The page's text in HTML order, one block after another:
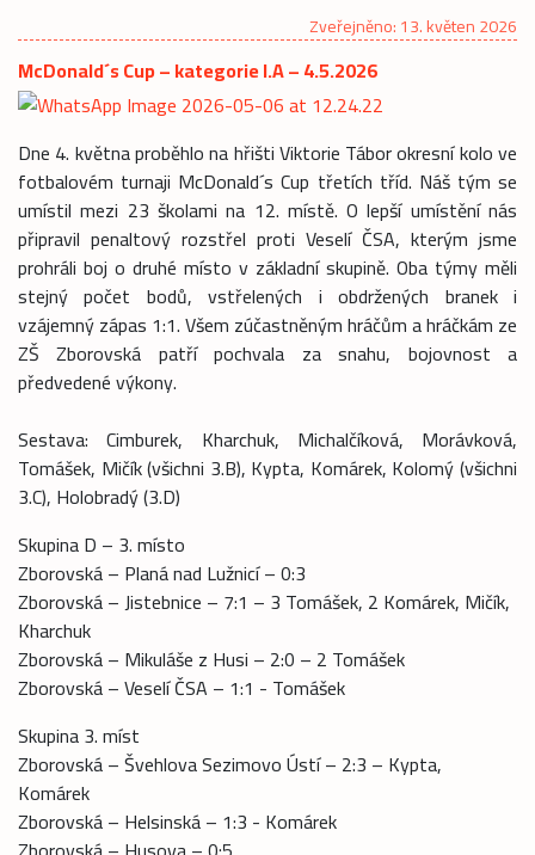
Zveřejněno: 13. květen 2026
McDonald´s Cup – kategorie I.A – 4.5.2026
Dne 4. května proběhlo na hřišti Viktorie Tábor okresní kolo ve
fotbalovém turnaji McDonald´s Cup třetích tříd. Náš tým se
umístil mezi 23 školami na 12. místě. O lepší umístění nás
připravil penaltový rozstřel proti Veselí ČSA, kterým jsme
prohráli boj o druhé místo v základní skupině. Oba týmy měli
stejný počet bodů, vstřelených i obdržených branek i
vzájemný zápas 1:1. Všem zúčastněným hráčům a hráčkám ze
ZŠ Zborovská patří pochvala za snahu, bojovnost a
předvedené výkony.
Sestava: Cimburek, Kharchuk, Michalčíková, Morávková,
Tomášek, Mičík (všichni 3.B), Kypta, Komárek, Kolomý (všichni
3.C), Holobradý (3.D)
Skupina D – 3. místo
Zborovská – Planá nad Lužnicí – 0:3
Zborovská – Jistebnice – 7:1 – 3 Tomášek, 2 Komárek, Mičík,
Kharchuk
Zborovská – Mikuláše z Husi – 2:0 – 2 Tomášek
Zborovská – Veselí ČSA – 1:1 - Tomášek
Skupina 3. míst
Zborovská – Švehlova Sezimovo Ústí – 2:3 – Kypta,
Komárek
Zborovská – Helsinská – 1:3 - Komárek